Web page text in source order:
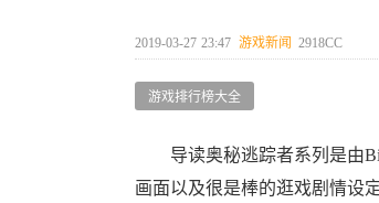
2019-03-27 23:47 游戏新闻 2918CC
游戏排行榜大全
导读奥秘逃踪者系列是由
画面以及很是棒的逛戏剧情设